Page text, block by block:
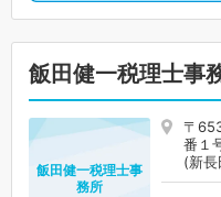
飯田健一税理士事
〒
番１
(新
飯田健一税理士事
務所